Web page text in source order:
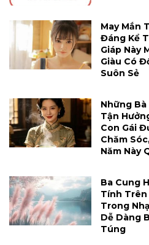
May Mắn
Đáng Kể
Giáp Này
Giàu Có
Suôn Sẻ
Những
Tận
Con Gái
Chăm
Năm Này
Ba Cung
Tính Trên
Trong
Dễ Dàng
Túng